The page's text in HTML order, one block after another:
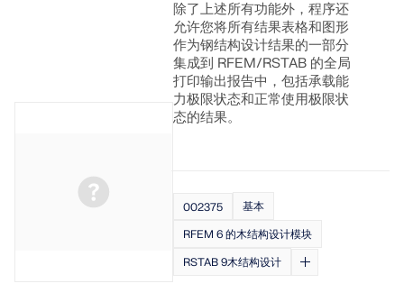
除了上述所有功能外，程序还
允许您将所有结果表格和图形
作为钢结构设计结果的一部分
集成到 RFEM/RSTAB 的全局
打印输出报告中，包括承载能
力极限状态和正常使用极限状
态的结果。
002375
基本
RFEM 6 的木结构设计模块
RSTAB 9木结构设计